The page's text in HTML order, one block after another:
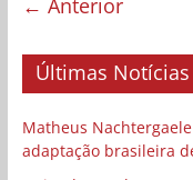
Últimas Notícias
Matheus
adaptação brasileira